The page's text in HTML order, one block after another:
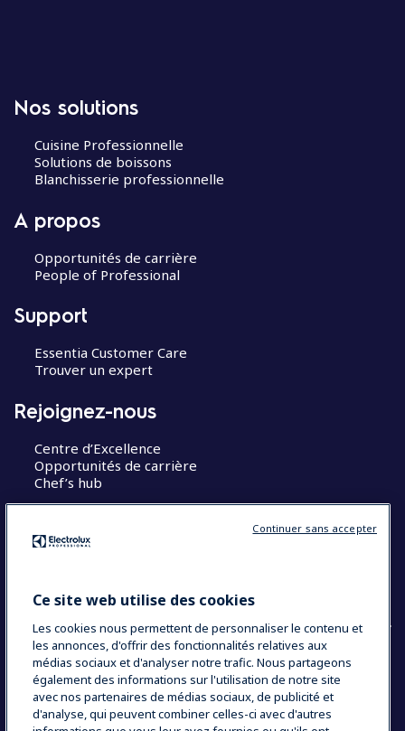
Nos solutions
Cuisine Professionnelle
Solutions de boissons
Blanchisserie professionnelle
A propos
Opportunités de carrière
People of Professional
Support
Essentia Customer Care
Trouver un expert
Rejoignez-nous
Centre d’Excellence
Opportunités de carrière
Chef’s hub
COUNTRY AND LANGUAGE
VOTRE SÉLECTION : FRANCE
Ce site web utilise des cookies
Les cookies nous permettent de personnaliser le contenu et
les annonces, d'offrir des fonctionnalités relatives aux
médias sociaux et d'analyser notre trafic. Nous partageons
également des informations sur l'utilisation de notre site
avec nos partenaires de médias sociaux, de publicité et
d'analyse, qui peuvent combiner celles-ci avec d'autres
Continuer sans accepter